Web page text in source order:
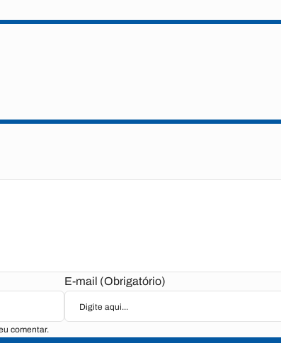
E-mail (Obrigatório)
comentar.